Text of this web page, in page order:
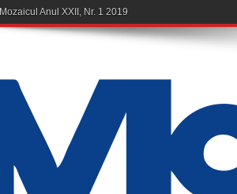
Mozaicul Anul XXII, Nr. 1 2019